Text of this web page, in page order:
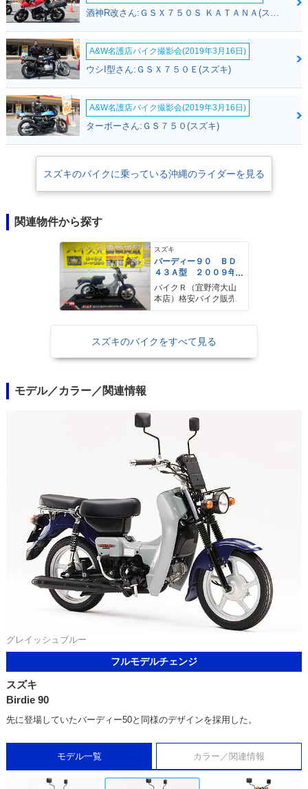
A&W名護店バイク撮影会(2019年3月16日)
ウシI型さん:ＧＳＸ７５０Ｅ(スズキ)
A&W名護店バイク撮影会(2019年3月16日)
ターボーさん:ＧＳ７５０(スズキ)
スズキのバイクに乗っている沖縄のライダーを見る
関連物件から探す
スズキ
バーディー９０ ＢＤ
４３Ａ型 ２００９年
モデル サイドスタン
ド センタースタン
ド リアキャリア
バイクＲ（宜野湾大山
本店）格安バイク販売
スズキのバイクをすべて見る
モデル／カラー／関連情報
グレイッシュブルー
フルモデルチェンジ
スズキ
Birdie 90
先に登場していたバーディー50と同様のデザインを採用した。
モデル一覧 カラー／関連情報